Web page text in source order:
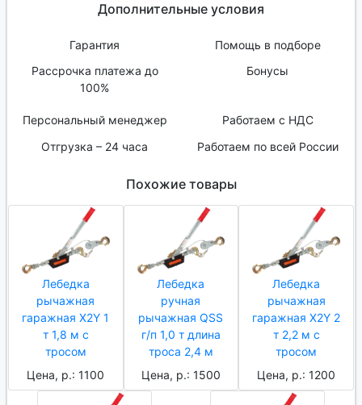
Дополнительные условия
Гарантия
Помощь в подборе
Рассрочка платежа до
100%
Бонусы
Персональный менеджер
Работаем с НДС
Отгрузка – 24 часа
Работаем по всей России
Похожие товары
Лебедка
рычажная
гаражная X2Y 1
т 1,8 м с
тросом
Цена, р.: 1100
Лебедка
ручная
рычажная QSS
г/п 1,0 т длина
троса 2,4 м
Цена, р.: 1500
Лебедка
рычажная
гаражная X2Y 2
т 2,2 м с
тросом
Цена, р.: 1200